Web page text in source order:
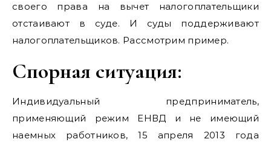
своего права на вычет налогоплательщики
отстаивают в суде. И суды поддерживают
налогоплательщиков. Рассмотрим пример.
Спорная ситуация:
Индивидуальный предприниматель,
применяющий режим ЕНВД и не имеющий
наемных работников, 15 апреля 2013 года